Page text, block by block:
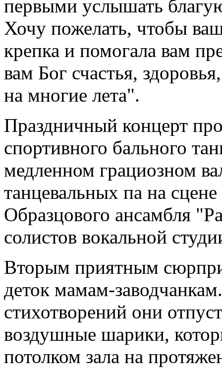
первыми услышать
Хочу пожелать, чтобы
крепка и помогала вам
вам Бог счастья,
на многие лета".
Праздничный концерт
спортивного бального
медленном грациозном
танцевальных па на
Образцового ансамбля
солистов вокальной
Вторым приятным
деток мамам-
стихотворений они
воздушные шарики,
потолком зала на